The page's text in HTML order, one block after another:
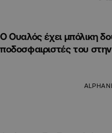
Ο Ουαλός έχει μπόλικη
ποδοσφαιριστές του